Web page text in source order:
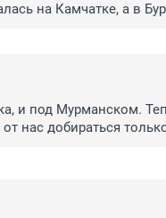
на Камчатке, а в
и под Мурманском.
нас добираться